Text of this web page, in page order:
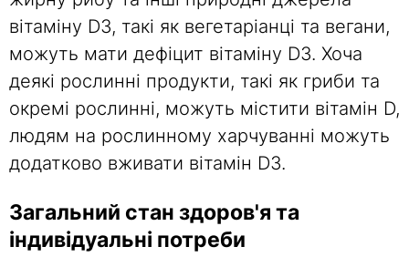
вітаміну D3, такі як вегетаріанці та вегани,
можуть мати дефіцит вітаміну D3. Хоча
деякі рослинні продукти, такі як гриби та
окремі рослинні, можуть містити вітамін D,
людям на рослинному харчуванні можуть
додатково вживати вітамін D3.
Загальний стан здоров'я та
індивідуальні потреби